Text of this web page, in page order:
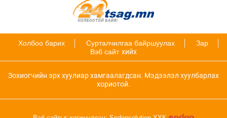
Холбоо барих Сурталчилгаа байршуулах
Зар
Вэб сайт хийх
Зохиогчийн эрх хуулиар хамгаалагдсан. Мэдээлэл хуулбарлах
хориотой.